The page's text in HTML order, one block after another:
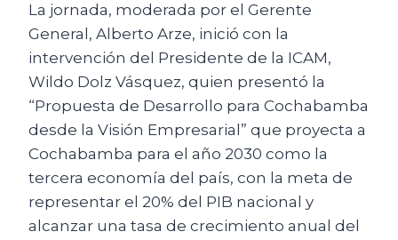
La jornada, moderada por el Gerente
General, Alberto Arze, inició con la
intervención del Presidente de la ICAM,
Wildo Dolz Vásquez, quien presentó la
“Propuesta de Desarrollo para Cochabamba
desde la Visión Empresarial” que proyecta a
Cochabamba para el año 2030 como la
tercera economía del país, con la meta de
representar el 20% del PIB nacional y
alcanzar una tasa de crecimiento anual del